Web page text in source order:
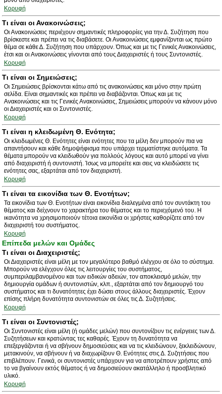
Κορυφή
Τι είναι οι Ανακοινώσεις;
Οι Ανακοινώσεις περιέχουν σημαντικές πληροφορίες για την Δ. Συζήτηση που
βρίσκεστε και πρέπει να τις διαβάσετε. Οι Ανακοινώσεις εμφανίζονται ως πρώτο
θέμα σε κάθε Δ. Συζήτηση που υπάρχουν. Όπως και με τις Γενικές Ανακοινώσεις,
έτσι και οι Ανακοινώσεις γίνονται από τους Διαχειριστές ή τους Συντονιστές.
Κορυφή
Τι είναι οι Σημειώσεις;
Οι Σημειώσεις βρίσκονται κάτω από τις ανακοινώσεις και μόνο στην πρώτη
σελίδα. Είναι σημαντικές και πρέπει να διαβάζονται. Όπως και με τις
Ανακοινώσεις και τις Γενικές Ανακοινώσεις, Σημειώσεις μπορούν να κάνουν μόνο
οι Διαχειριστές και οι Συντονιστές.
Κορυφή
Τι είναι η κλειδωμένη Θ. Ενότητα;
Οι κλειδωμένες Θ. Ενότητες είναι ενότητες που τα μέλη δεν μπορούν πια να
απαντήσουν και κάθε δημοψήφισμα που υπάρχει τερματίστηκε αυτόματα. Τα
θέματα μπορούν να κλειδωθούν για πολλούς λόγους και αυτό μπορεί να γίνει
από διαχειριστή ή συντονιστή. Ίσως να μπορείτε και σεις να κλειδώσετε τις
ενότητες σας, εξαρτάται από τον διαχειριστή.
Κορυφή
Τι είναι τα εικονίδια των Θ. Ενοτήτων;
Τα εικονίδια των Θ. Ενοτήτων είναι εικονίδια διαλεγμένα από τον συντάκτη του
θέματος και δείχνουν το χαρακτήρα του θέματος και το περιεχόμενό του. Η
ικανότητα να χρησιμοποιούν τέτοια εικονίδια οι χρήστες καθορίζετε από τον
διαχειριστή του συστήματος.
Κορυφή
Επίπεδα μελών και Ομάδες
Τι είναι οι Διαχειριστές;
Οι Διαχειριστές είναι μέλη με τον μεγαλύτερο βαθμό ελέγχου σε όλο το σύστημα.
Μπορούν να ελέγχουν όλες τις λειτουργίες του συστήματος,
συμπεριλαμβανομένου και των ειδικών αδειών, τον αποκλεισμό μελών, την
δημιουργία ομάδων ή συντονιστών, κλπ., εξαρτάται από τον δημιουργό του
συστήματος και τι δυνατότητες έχει δώσει στους άλλους διαχειριστές. Έχουν
επίσης πλήρη δυνατότητα συντονιστών σε όλες τις Δ. Συζητήσεις.
Κορυφή
Τι είναι οι Συντονιστές;
Οι Συντονιστές είναι μέλη (ή ομάδες μελών) που συντονίζουν τις ενέργειες των Δ.
Συζητήσεων και κρατώντας τες καθαρές. Έχουν τη δυνατότητα να
επεξεργάζονται ή να σβήνουν δημοσιεύσεις και να τις κλειδώνουν, ξεκλειδώνουν,
μετακινούν, να σβήνουν ή να διαχωρίζουν Θ. Ενότητες στις Δ. Συζητήσεις που
επιβλέπουν. Γενικά, οι συντονιστές υπάρχουν για να αποτρέπουν χρήστες από
το να βγαίνουν εκτός θέματος ή να δημοσιεύουν ακατάλληλο ή προσβλητικό
υλικό.
Κορυφή